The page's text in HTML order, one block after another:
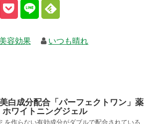
美容効果 いつも晴れ
白成分配合「パーフェクトワン」薬
ホワイトニングジェル
を作らない有効成分がダブルで配合されている